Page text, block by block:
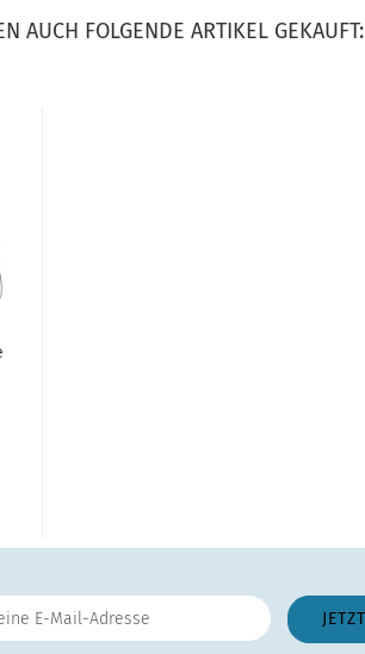
AUCH FOLGENDE ARTIKEL GEKAUFT: